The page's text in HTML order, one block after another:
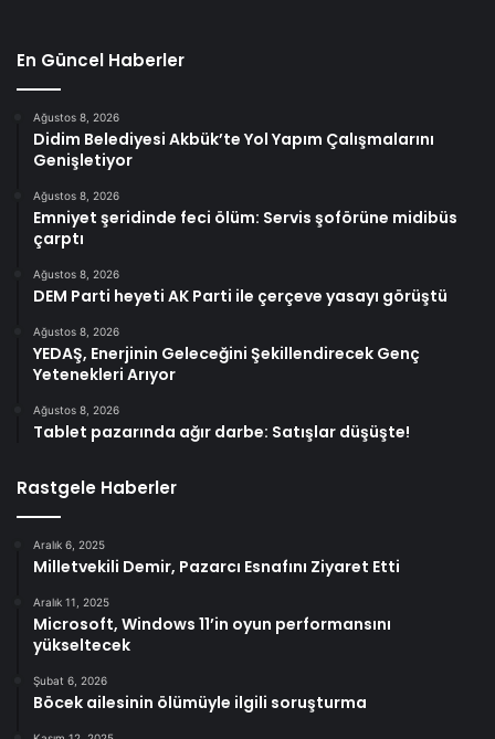
En Güncel Haberler
Ağustos 8, 2026
Didim Belediyesi Akbük’te Yol Yapım Çalışmalarını
Genişletiyor
Ağustos 8, 2026
Emniyet şeridinde feci ölüm: Servis şoförüne midibüs
çarptı
Ağustos 8, 2026
DEM Parti heyeti AK Parti ile çerçeve yasayı görüştü
Ağustos 8, 2026
YEDAŞ, Enerjinin Geleceğini Şekillendirecek Genç
Yetenekleri Arıyor
Ağustos 8, 2026
Tablet pazarında ağır darbe: Satışlar düşüşte!
Rastgele Haberler
Aralık 6, 2025
Milletvekili Demir, Pazarcı Esnafını Ziyaret Etti
Aralık 11, 2025
Microsoft, Windows 11’in oyun performansını
yükseltecek
Şubat 6, 2026
Böcek ailesinin ölümüyle ilgili soruşturma